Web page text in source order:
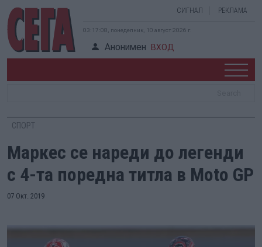
СИГНАЛ РЕКЛАМА
03:17:09, понеделник, 10 август 2026 г.
Анонимен ВХОД
СПОРТ
Маркес се нареди до легенди
с 4-та поредна титла в Moto GP
07 Окт. 2019